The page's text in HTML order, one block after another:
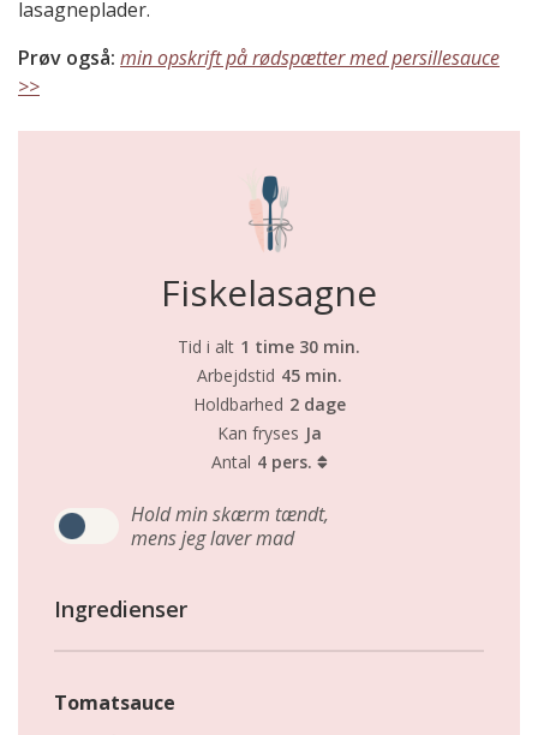
lasagneplader.
Prøv også: min opskrift på rødspætter med persillesauce
>>
Fiskelasagne
Tid i alt 1 time 30 min.
Arbejdstid 45 min.
Holdbarhed 2 dage
Kan fryses Ja
Antal 4 pers.
Hold min skærm tændt,
mens jeg laver mad
Ingredienser
Tomatsauce